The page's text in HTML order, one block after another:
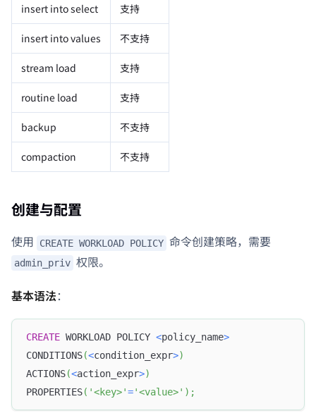
insert into select 支持
insert into values 不支持
stream load 支持
routine load 支持
backup 不支持
compaction 不支持
创建与配置
使用 CREATE WORKLOAD POLICY 命令创建策略，需要
admin_priv 权限。
基本语法：
CREATE WORKLOAD POLICY <policy_name>
CONDITIONS(<condition_expr>)
ACTIONS(<action_expr>)
PROPERTIES( '<key>'='<value>' ) ;